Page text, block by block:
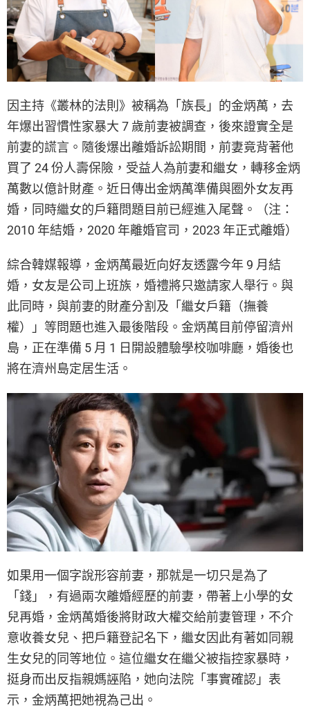
因主持《叢林的法則》被稱為「族長」的金炳萬，去
年爆出習慣性家暴大 7 歲前妻被調查，後來證實全是
前妻的謊言。隨後爆出離婚訴訟期間，前妻竟背著他
買了 24 份人壽保險，受益人為前妻和繼女，轉移金炳
萬數以億計財產。近日傳出金炳萬準備與圈外女友再
婚，同時繼女的戶籍問題目前已經進入尾聲。（注：
2010 年結婚，2020 年離婚官司，2023 年正式離婚）
綜合韓媒報導，金炳萬最近向好友透露今年 9 月結
婚，女友是公司上班族，婚禮將只邀請家人舉行。與
此同時，與前妻的財產分割及「繼女戶籍（撫養
權）」等問題也進入最後階段。金炳萬目前停留濟州
島，正在準備 5 月 1 日開設體驗學校咖啡廳，婚後也
將在濟州島定居生活。
如果用一個字說形容前妻，那就是一切只是為了
「錢」，有過兩次離婚經歷的前妻，帶著上小學的女
兒再婚，金炳萬婚後將財政大權交給前妻管理，不介
意收養女兒、把戶籍登記名下，繼女因此有著如同親
生女兒的同等地位。這位繼女在繼父被指控家暴時，
挺身而出反指親媽誣陷，她向法院「事實確認」表
示，金炳萬把她視為己出。